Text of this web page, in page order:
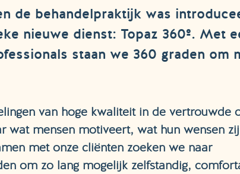
de behandelpraktijk was
nieuwe dienst: Topaz 360º. Met
staan we 360 graden om
van hoge kwaliteit in de vertrouwde
wat mensen motiveert, wat hun wensen
met onze cliënten zoeken we naar
om zo lang mogelijk zelfstandig,